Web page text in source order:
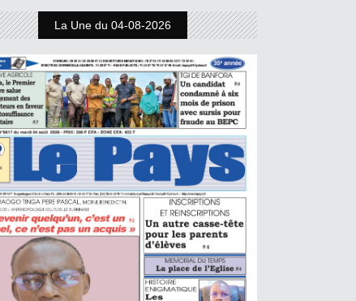
La Une du 04-08-2026